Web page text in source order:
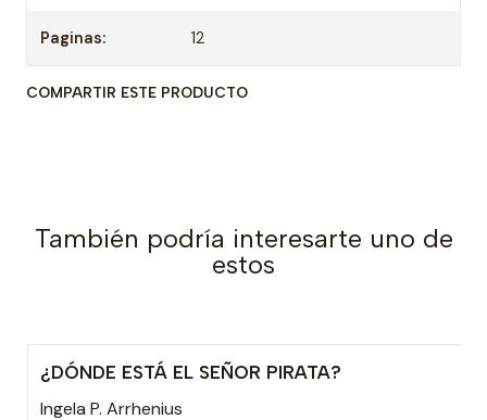
Paginas: 12
COMPARTIR ESTE PRODUCTO
También podría interesarte uno de
estos
¿DÓNDE ESTÁ EL SEÑOR PIRATA?
Ingela P. Arrhenius